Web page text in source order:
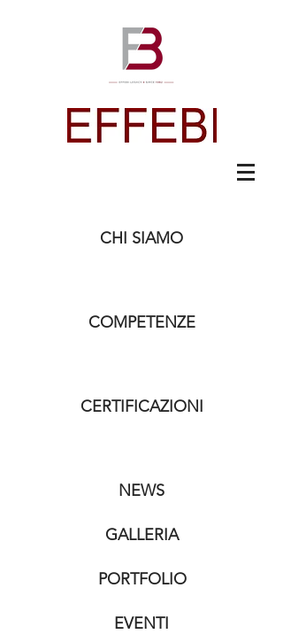
CHI SIAMO
COMPETENZE
CERTIFICAZIONI
NEWS
GALLERIA
PORTFOLIO
EVENTI